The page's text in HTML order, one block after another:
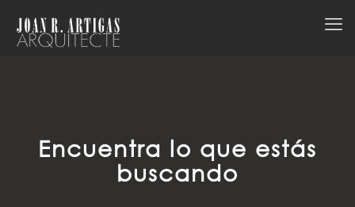
Encuentra lo que estás
buscando